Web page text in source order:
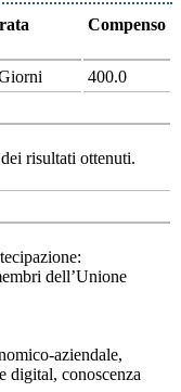
Compenso
400.0
risultati ottenuti.
dell’Unione
aziendale,
digital, conoscenza